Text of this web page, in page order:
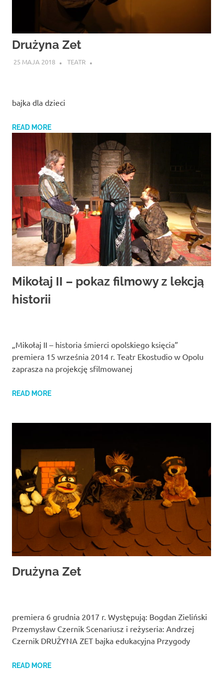
Drużyna Zet
25 MAJA 2018 TEATR
bajka dla dzieci
READ MORE
Mikołaj II – pokaz filmowy z lekcją
historii
„Mikołaj II – historia śmierci opolskiego księcia”
premiera 15 września 2014 r. Teatr Ekostudio w Opolu
zaprasza na projekcję sfilmowanej
READ MORE
Drużyna Zet
premiera 6 grudnia 2017 r. Występują: Bogdan Zieliński
Przemysław Czernik Scenariusz i reżyseria: Andrzej
Czernik DRUŻYNA ZET bajka edukacyjna Przygody
READ MORE